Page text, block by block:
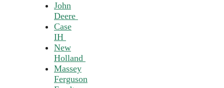
John
Deere
Case
IH
New
Holland
Massey
Ferguson